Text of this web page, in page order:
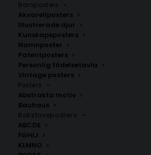
Barnposters
Akvarellposters
Illustrerade djur
Kunskapsposters
Namnposter
Patentposters
Personlig födelsetavla
Vintage posters
Posters
Abstrakta motiv
Bauhaus
Bokstavsposters
ABCDE
FGHIJ
KLMNO
Handritad stadskarta över
Lappeenranta) i Finland
Välj mellan fya olika storlekar: 50×70
30×40 cm och 21×30 cm.
Finland
ANDRA KÖPTE ÄVEN